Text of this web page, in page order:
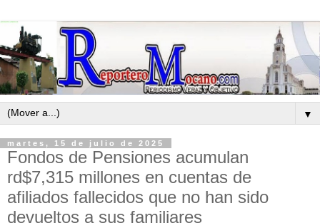
▼
martes, 15 de julio de 2025
Fondos de Pensiones acumulan
rd$7,315 millones en cuentas de
afiliados fallecidos que no han sido
devueltos a sus familiares